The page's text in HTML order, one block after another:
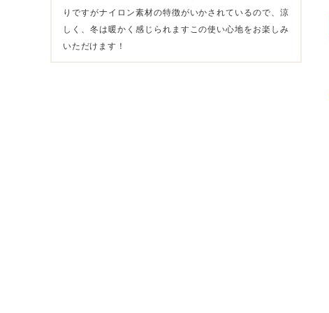
りですがナイロン素材の特徴がいかされているので、涼
しく、冬は暖かく感じられますこの使い心地をお楽しみ
いただけます！